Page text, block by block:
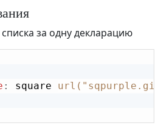
за одну декларацию
: square